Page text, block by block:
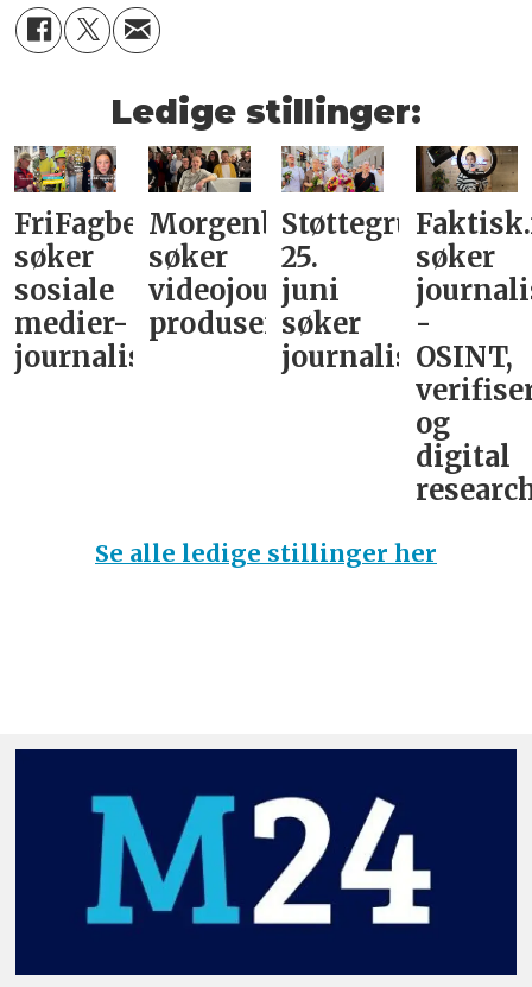
Ledige stillinger:
FriFagbevegelse
søker
sosiale
medier-
journalist
Morgenbladet
søker
videojournalist/podkast-
produsent
Støttegruppa
25.
juni
søker
journalist
søker
-
OSINT,
og
digital
Se alle ledige stillinger her